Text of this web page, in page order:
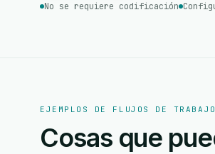
No se requiere codificación
EJEMPLOS DE FLUJOS DE TRABAJO
Cosas que